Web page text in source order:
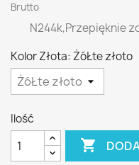
Brutto
N244k,Przepięknie
Kolor Złota: ŻóŁte złoto
Ilość
